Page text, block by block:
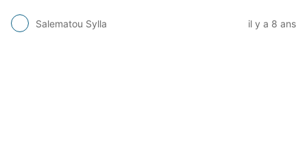
Salematou Sylla il y a 8 ans